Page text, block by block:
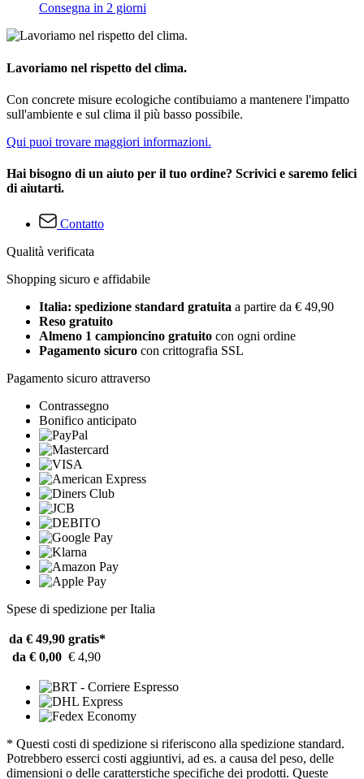
Consegna in 2 giorni
Lavoriamo nel rispetto del clima.
Con concrete misure ecologiche contibuiamo a mantenere l'impatto
sull'ambiente e sul clima il più basso possibile.
Qui puoi trovare maggiori informazioni.
Hai bisogno di un aiuto per il tuo ordine? Scrivici e saremo felici
di aiutarti.
Contatto
Qualità verificata
Shopping sicuro e affidabile
Italia: spedizione standard gratuita a partire da € 49,90
Reso gratuito
Almeno 1 campioncino gratuito con ogni ordine
Pagamento sicuro con crittografia SSL
Pagamento sicuro attraverso
Contrassegno
Bonifico anticipato
Spese di spedizione per Italia
da € 49,90 gratis*
da € 0,00 € 4,90
* Questi costi di spedizione si riferiscono alla spedizione standard.
Potrebbero esserci costi aggiuntivi, ad es. a causa del peso, delle
dimensioni o delle caratterstiche specifiche dei prodotti. Queste